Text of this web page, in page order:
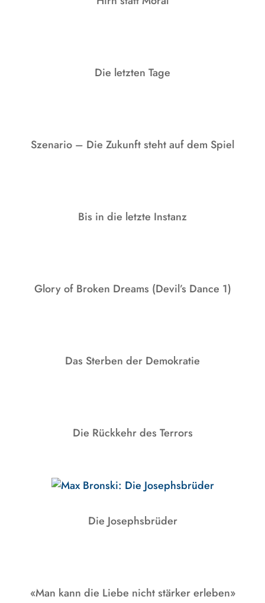
Die letzten Tage
Szenario – Die Zukunft steht auf dem Spiel
Bis in die letzte Instanz
Glory of Broken Dreams (Devil’s Dance 1)
Das Sterben der Demokratie
Die Rückkehr des Terrors
Die Josephsbrüder
«Man kann die Liebe nicht stärker erleben»